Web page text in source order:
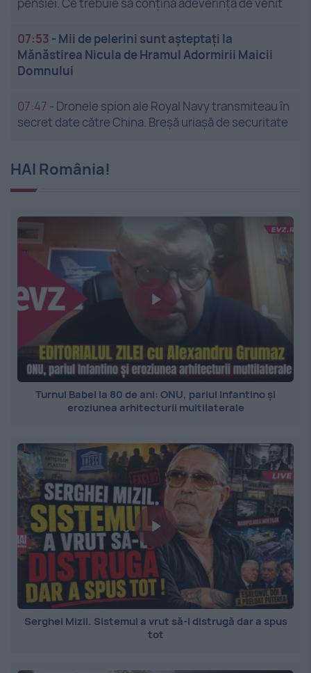
07:53 - Mii de pelerini sunt așteptați la
Mănăstirea Nicula de Hramul Adormirii Maicii
Domnului
07:47 - Dronele spion ale Royal Navy transmiteau în
secret date către China. Breșă uriașă de securitate
HAI România!
Turnul Babel la 80 de ani: ONU, pariul Infantino și
eroziunea arhitecturii multilaterale
Serghei Mizil. Sistemul a vrut să-l distrugă dar a spus
tot